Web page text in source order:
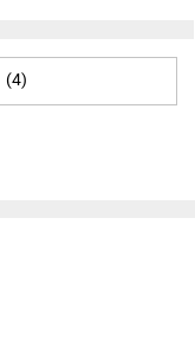
(4)